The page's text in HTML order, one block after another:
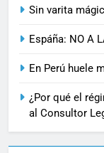
Sin varita
Espáña: NO A
En Perú huele
¿Por qué el
al Consultor